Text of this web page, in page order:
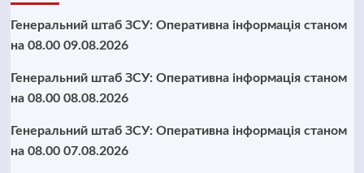
Генеральний штаб ЗСУ: Оперативна інформація станом
на 08.00 09.08.2026
Генеральний штаб ЗСУ: Оперативна інформація станом
на 08.00 08.08.2026
Генеральний штаб ЗСУ: Оперативна інформація станом
на 08.00 07.08.2026